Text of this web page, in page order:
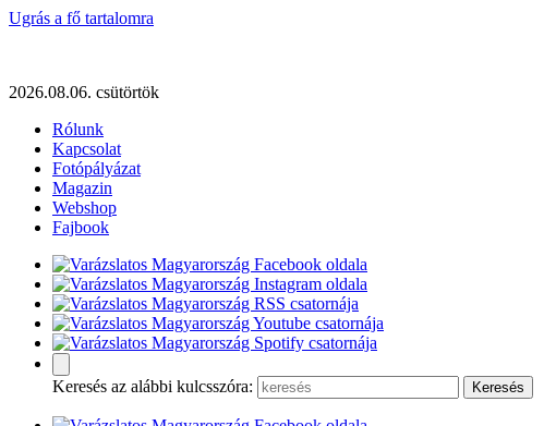
Ugrás a fő tartalomra
2026.08.06. csütörtök
Rólunk
Kapcsolat
Fotópályázat
Magazin
Webshop
Fajbook
Keresés az alábbi kulcsszóra: